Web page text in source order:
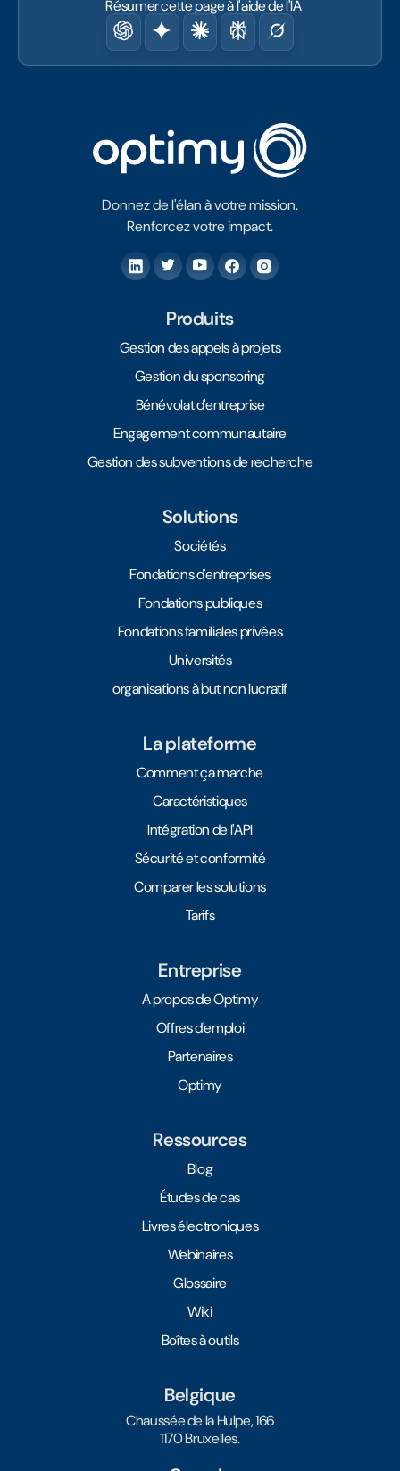
Résumer cette page à l'aide de l'IA
Donnez de l'élan à votre mission.
Renforcez votre impact.
Produits
Gestion des appels à projets
Gestion du sponsoring
Bénévolat d'entreprise
Engagement communautaire
Gestion des subventions de recherche
Solutions
Sociétés
Fondations d'entreprises
Fondations publiques
Fondations familiales privées
Universités
organisations à but non lucratif
La plateforme
Comment ça marche
Caractéristiques
Intégration de l'API
Sécurité et conformité
Comparer les solutions
Tarifs
Entreprise
A propos de Optimy
Offres d'emploi
Partenaires
Optimy
Ressources
Blog
Études de cas
Livres électroniques
Webinaires
Glossaire
Wiki
Boîtes à outils
Belgique
Chaussée de la Hulpe, 166
1170 Bruxelles.